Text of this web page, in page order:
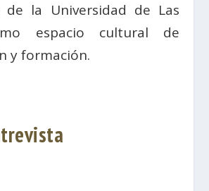
de la Universidad de Las
espacio cultural de
y formación.